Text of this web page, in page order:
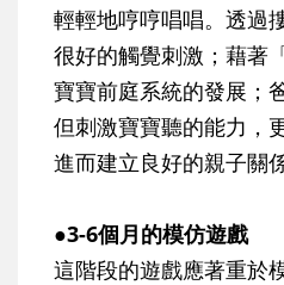
輕輕地哼哼唱唱。透過
很好的觸覺刺激；藉著
寶寶前庭系統的發展；
但刺激寶寶聽的能力，
進而建立良好的親子關係
●3-6個月的模仿遊戲
這階段的遊戲應著重於